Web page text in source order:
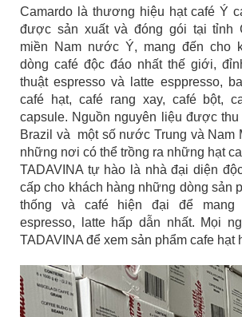
Camardo là thương hiệu hạt café Ý
được sản xuất và đóng gói tại tỉnh
miền Nam nước Ý, mang đến cho
dòng café độc đáo nhất thế giới,
thuật espresso và latte esppresso,
café hạt, café rang xay, café bột,
capsule. Nguồn nguyên liệu được
Brazil và một số nước Trung và Nam
những nơi có thể trồng ra những hạt
TADAVINA tự hào là nhà đại diện
cấp cho khách hàng những dòng sản
thống và café hiện đại để mang
espresso, latte hấp dẫn nhất. Mọi
TADAVINA để xem sản phẩm cafe hạt